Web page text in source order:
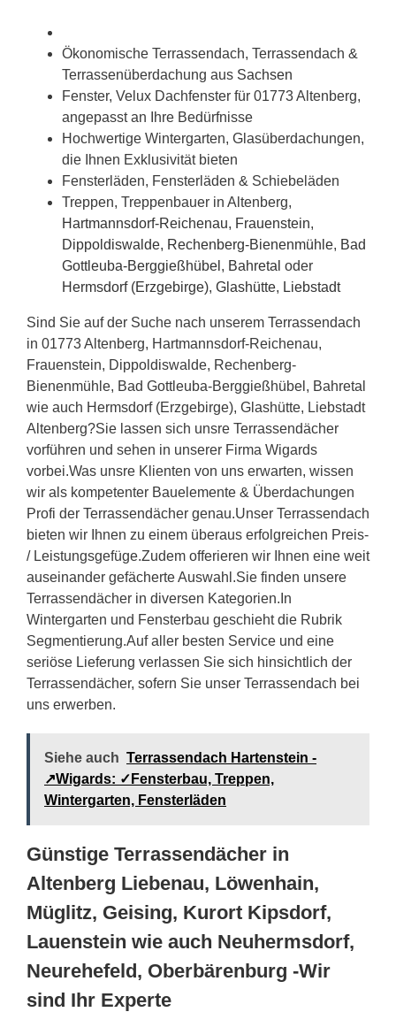
Ökonomische Terrassendach, Terrassendach &
Terrassenüberdachung aus Sachsen
Fenster, Velux Dachfenster für 01773 Altenberg,
angepasst an Ihre Bedürfnisse
Hochwertige Wintergarten, Glasüberdachungen,
die Ihnen Exklusivität bieten
Fensterläden, Fensterläden & Schiebeläden
Treppen, Treppenbauer in Altenberg,
Hartmannsdorf-Reichenau, Frauenstein,
Dippoldiswalde, Rechenberg-Bienenmühle, Bad
Gottleuba-Berggießhübel , Bahretal oder
Hermsdorf (Erzgebirge), Glashütte, Liebstadt
Sind Sie auf der Suche nach unserem Terrassendach
in 01773 Altenberg, Hartmannsdorf-Reichenau,
Frauenstein, Dippoldiswalde, Rechenberg-
Bienenmühle, Bad Gottleuba-Berggießhübel, Bahretal
wie auch Hermsdorf (Erzgebirge), Glashütte, Liebstadt
Altenberg?Sie lassen sich unsre Terrassendächer
vorführen und sehen in unserer Firma Wigards
vorbei.Was unsre Klienten von uns erwarten, wissen
wir als kompetenter Bauelemente & Überdachungen
Profi der Terrassendächer genau.Unser Terrassendach
bieten wir Ihnen zu einem überaus erfolgreichen Preis-
/ Leistungsgefüge.Zudem offerieren wir Ihnen eine weit
auseinander gefächerte Auswahl.Sie finden unsere
Terrassendächer in diversen Kategorien.In
Wintergarten und Fensterbau geschieht die Rubrik
Segmentierung.Auf aller besten Service und eine
seriöse Lieferung verlassen Sie sich hinsichtlich der
Terrassendächer, sofern Sie unser Terrassendach bei
uns erwerben.
Siehe auch Terrassendach Hartenstein -
↗️Wigards: ✓Fensterbau, Treppen,
Wintergarten, Fensterläden
Günstige Terrassendächer in
Altenberg Liebenau, Löwenhain,
Müglitz, Geising, Kurort Kipsdorf,
Lauenstein wie auch Neuhermsdorf,
Neurehefeld, Oberbärenburg -Wir
sind Ihr Experte